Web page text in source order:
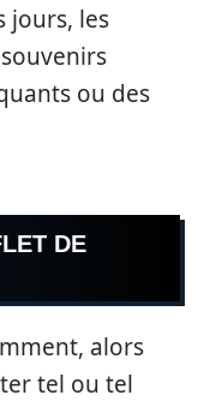
jours, les
ou des
DE
alors
tel ou tel